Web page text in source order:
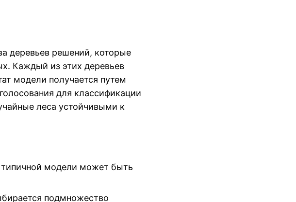
деревьев решений, которые
Каждый из этих деревьев
модели получается путем
для классификации
леса устойчивыми к
модели может быть
подмножество